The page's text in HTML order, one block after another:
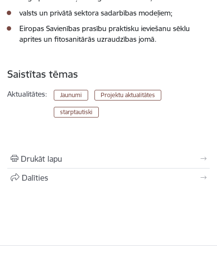
valsts un privātā sektora sadarbības modeļiem;
Eiropas Savienības prasību praktisku ieviešanu sēklu
aprites un fitosanitārās uzraudzības jomā.
Saistītas tēmas
Aktualitātes: Jaunumi Projektu aktualitātes
starptautiski
Drukāt lapu
Dalīties